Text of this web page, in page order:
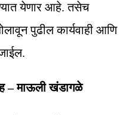
येणार आहे. तसेच
पुढील कार्यवाही आणि
– माऊली खंडागळे